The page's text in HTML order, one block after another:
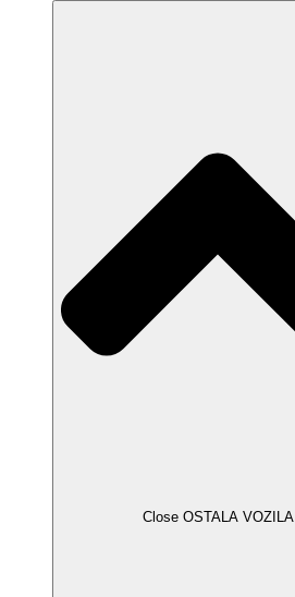
Close OSTALA VOZILA